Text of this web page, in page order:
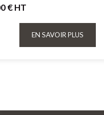
€ HT
EN SAVOIR PLUS